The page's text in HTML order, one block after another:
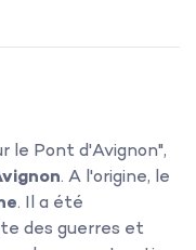
le Pont d'Avignon",
. A l'origine, le
. Il a été
des guerres et